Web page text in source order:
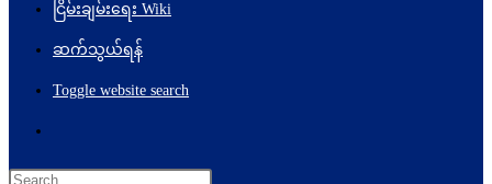
ငြိမ်းချမ်းရေး Wiki
ဆက်သွယ်ရန်
Toggle website search